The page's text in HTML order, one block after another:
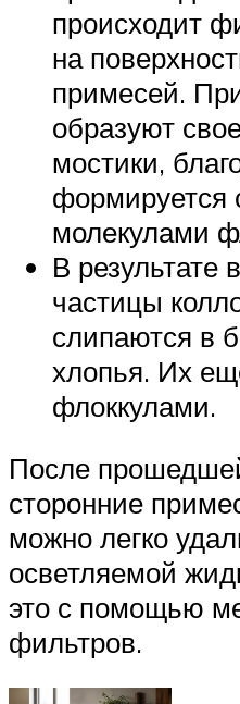
происходит
на
примесей.
образуют
мостики,
формируется
молекулами
В результате
частицы
слипаются в
хлопья. Их
флоккулами.
После
сторонние
можно легко
осветляемой
это с помощью
фильтров.